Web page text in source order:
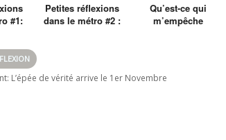
#1:
Petites réflexions
dans le métro #2 :
Qu’est-ce qui
m’empêche
L’épée de vérité arrive le 1er Novembre